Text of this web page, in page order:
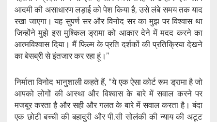
आदमी की असाधारण लड़ाई को पेश किया है, उसे लंबे समय तक याद
रखा जाएगा। यह सुपर्ण सर और विनोद सर का मुझ पर विश्वास था
जिन्होंने मुझे इस मुश्किल ड्रामा को आकार देने में मदद करने का
आत्मविश्वास दिया। मैं फिल्म के प्रति दर्शकों की प्रतिक्रिया देखने
का बेसब्री से इंतजार कर रहा हूं।”
निर्माता विनोद भानुशाली कहते हैं, “ये एक ऐसा कोर्ट रूम ड्रामा है जो
आपको लोगों की आस्था और विश्वास के बारे में सवाल करने पर
मजबूर करता है और सही और गलत के बारे में सवाल करता है। बंदा
एक छोटी बच्ची की बहादुरी और पी.सी सोलंकी की न्याय की अटूट